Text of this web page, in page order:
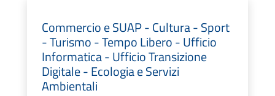
Commercio e SUAP - Cultura - Sport
- Turismo - Tempo Libero - Ufficio
Informatica - Ufficio Transizione
Digitale - Ecologia e Servizi
Ambientali